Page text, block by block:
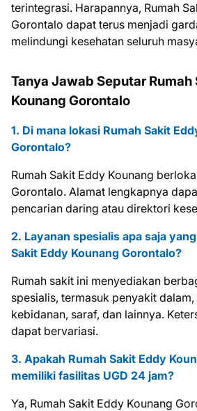
terintegrasi. Harapannya, Rumah
Gorontalo dapat terus menjadi
melindungi kesehatan seluruh
Tanya Jawab Seputar Rumah
Kounang Gorontalo
1. Di mana lokasi Rumah Sakit
Gorontalo?
Rumah Sakit Eddy Kounang
Gorontalo. Alamat lengkapnya
pencarian daring atau direktori
2. Layanan spesialis apa saja
Sakit Eddy Kounang Gorontalo?
Rumah sakit ini menyediakan
spesialis, termasuk penyakit dalam,
kebidanan, saraf, dan lainnya.
dapat bervariasi.
3. Apakah Rumah Sakit Eddy
memiliki fasilitas UGD 24 jam?
Ya, Rumah Sakit Eddy Kounang